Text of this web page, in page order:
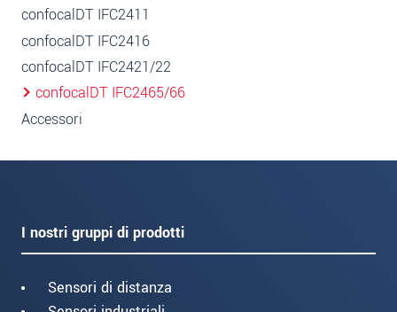
confocalDT IFC2411
confocalDT IFC2416
confocalDT IFC2421/22
confocalDT IFC2465/66
Accessori
I nostri gruppi di prodotti
Sensori di distanza